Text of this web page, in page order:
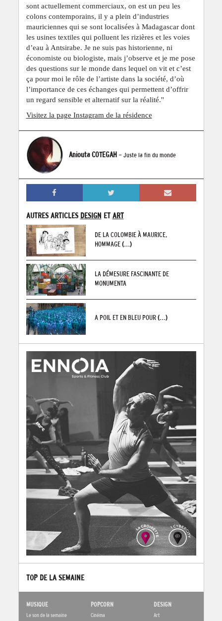
sont actuellement commerciaux, on est un peu les
colons contemporains, il y a plein d’industries
mauriciennes qui se sont localisées à Madagascar dont
les usines textiles qui polluent les rizières et les voies
d’eau à Antsirabe. Je ne suis pas historienne, ni
économiste ou biologiste, mais j’observe et je me pose
des questions sur le monde dans lequel on vit et c’est
ça pour moi le rôle de l’artiste dans la société, d’où
l’importance de ces échanges qui permettent d’offrir
un regard sensible et alternatif sur la réalité.''
Visitez la page Instagram de la résidence
Aniouta COTEGAH - Juste la fin du monde
AUTRES ARTICLES DESIGN ET ART
DE LA COLOMBIE À MAURICE,
HOMMAGE(...)
LA DÉMESURE FASCINANTE DE
MONUMENTA
A POIL ET EN BLEU POUR(...)
TOP DE LA SEMAINE
MUSIQUE
Le son de la semaine
POPCORN
Cinéma
DESIGN
Art